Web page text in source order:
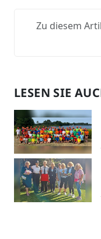
Zu diesem
LESEN SIE